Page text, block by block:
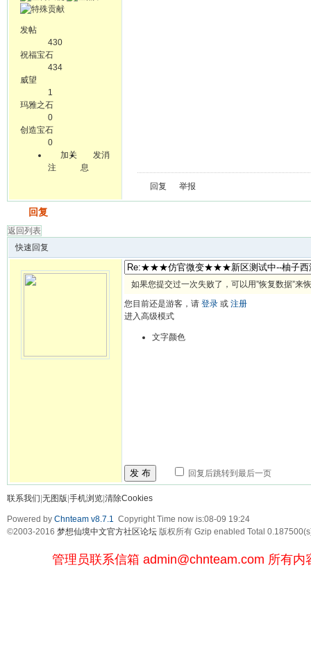
发帖
430
祝福宝石
434
威望
1
玛雅之石
0
创造宝石
0
加关
注
发消
息
回复 举报
回复
返回列表
快速回复
如果您提交过一次失败了，可以用”恢复数据”来
您目前还是游客，请 登录 或 注册
进入高级模式
文字颜色
发 布 回复后跳转到最后一页
联系我们 无图版 手机浏览 清除Cookies
Powered by Chnteam v8.7.1 Copyright Time now is:08-09 19:24
©2003-2016 梦想仙境中文官方社区论坛 版权所有 Gzip enabled Total
管理员联系信箱 admin@chnteam.com 所有内